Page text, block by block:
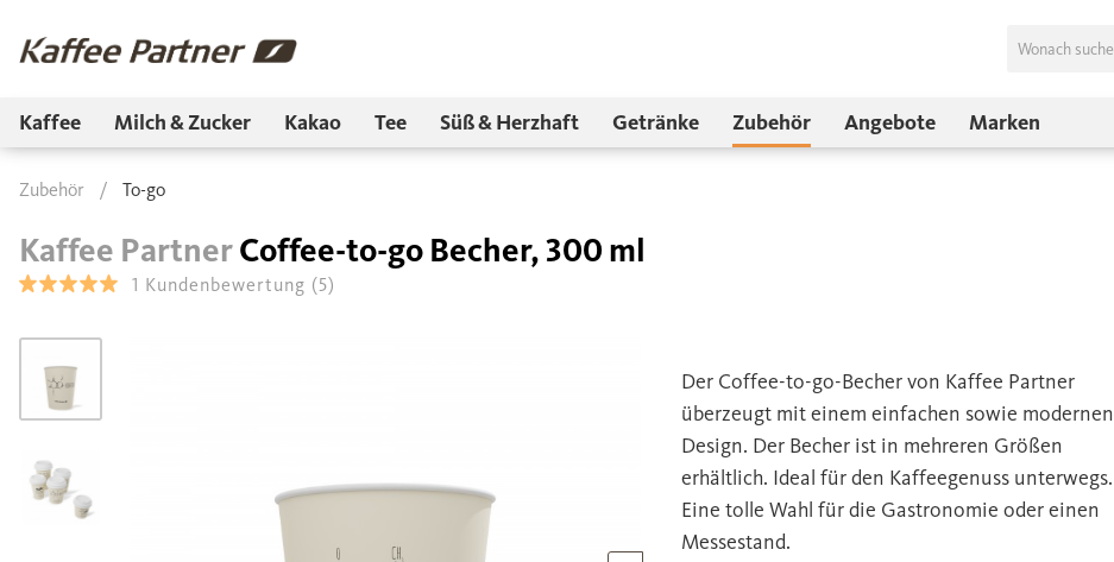
Kaffee Milch & Zucker Kakao Tee Süß & Herzhaft Getränke Zubehör Angebote Marken
Zubehör / To-go
Kaffee PartnerCoffee-to-go Becher, 300 ml
1 Kundenbewertung (5)
Der Coffee-to-go-Becher von Kaffee Partner
überzeugt mit einem einfachen sowie modernen
Design. Der Becher ist in mehreren Größen
erhältlich. Ideal für den Kaffeegenuss unterwegs.
Eine tolle Wahl für die Gastronomie oder einen
Messestand.